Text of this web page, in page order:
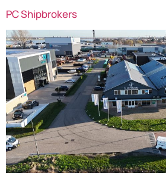
PC Shipbrokers